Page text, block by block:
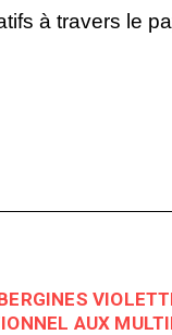
à travers le
AUX